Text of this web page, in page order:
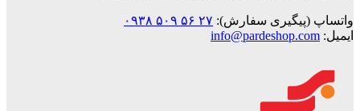
سفارش): ۲۷ ۵۶ ۵۰۹ ۰۹۳۸